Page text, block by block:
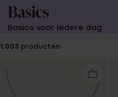
are
here:
Basics
Basics voor iedere dag
1.003 producten